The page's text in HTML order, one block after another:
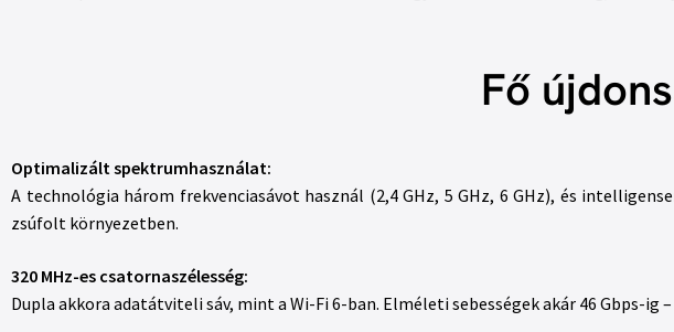
Fő
Optimalizált spektrumhasználat:
A technológia három frekvenciasávot használ (2,4 GHz, 5 GHz, 6 GHz), és
zsúfolt környezetben.
320 MHz-es csatornaszélesség:
Dupla akkora adatátviteli sáv, mint a Wi-Fi 6-ban. Elméleti sebességek akár 46 Gbps-ig